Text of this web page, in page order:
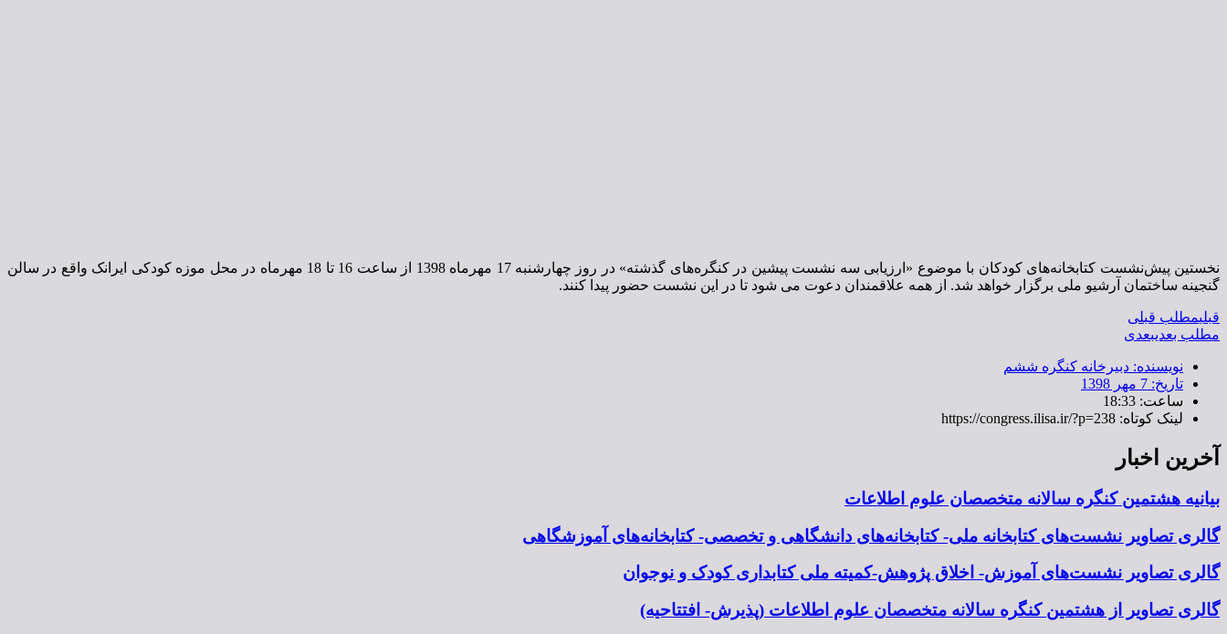
نخستین پیش‌نشست کتابخانه‌های کودکان با موضوع «ارزیابی سه نشست پیشین در کنگره‌های گذشته» در روز چهارشنبه 17 مهرماه 1398 از ساعت 16 تا 18 مهرماه در محل موزه کودکی ایرانک واقع در سالن
گنجینه ساختمان آرشیو ملی برگزار خواهد شد. از همه علاقمندان دعوت می شود تا در این نشست حضور پیدا کنند.
قبلیمطلب قبلی
مطلب بعدیبعدی
نویسنده: دبیرخانه کنگره ششم
تاریخ: 7 مهر 1398
ساعت: 18:33
لینک کوتاه: https://congress.ilisa.ir/?p=238
آخرین اخبار
بیانیه هشتمین کنگره سالانه متخصصان علوم اطلاعات
گالری تصاویر نشست‌های کتابخانه ملی- کتابخانه‌های دانشگاهی و تخصصی- کتابخانه‌های آموزشگاهی
گالری تصاویر نشست‌های آموزش- اخلاق پژوهش-کمیته ملی کتابداری کودک و نوجوان
گالری تصاویر از هشتمین کنگره سالانه متخصصان علوم اطلاعات (پذیرش- افتتاحیه)